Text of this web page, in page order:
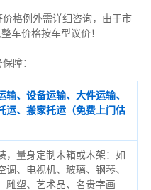
格例外需详细咨询，由于市
车价格按车型议价！
障：
输、设备运输、大件运输、
运、搬家托运（免费上门估
，量身定制木箱或木架：如
调、电视机、玻璃、钢琴、
雕塑、艺术品、名贵字画